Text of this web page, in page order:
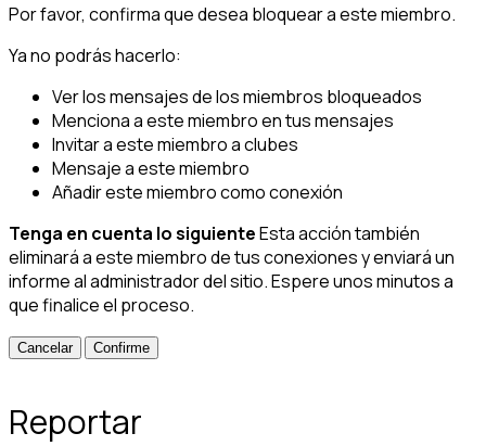
Por favor, confirma que desea bloquear a este miembro.
Ya no podrás hacerlo:
Ver los mensajes de los miembros bloqueados
Menciona a este miembro en tus mensajes
Invitar a este miembro a clubes
Mensaje a este miembro
Añadir este miembro como conexión
Tenga en cuenta lo siguienteEsta acción también
eliminará a este miembro de tus conexiones y enviará un
informe al administrador del sitio. Espere unos minutos a
que finalice el proceso.
Confirme
Reportar